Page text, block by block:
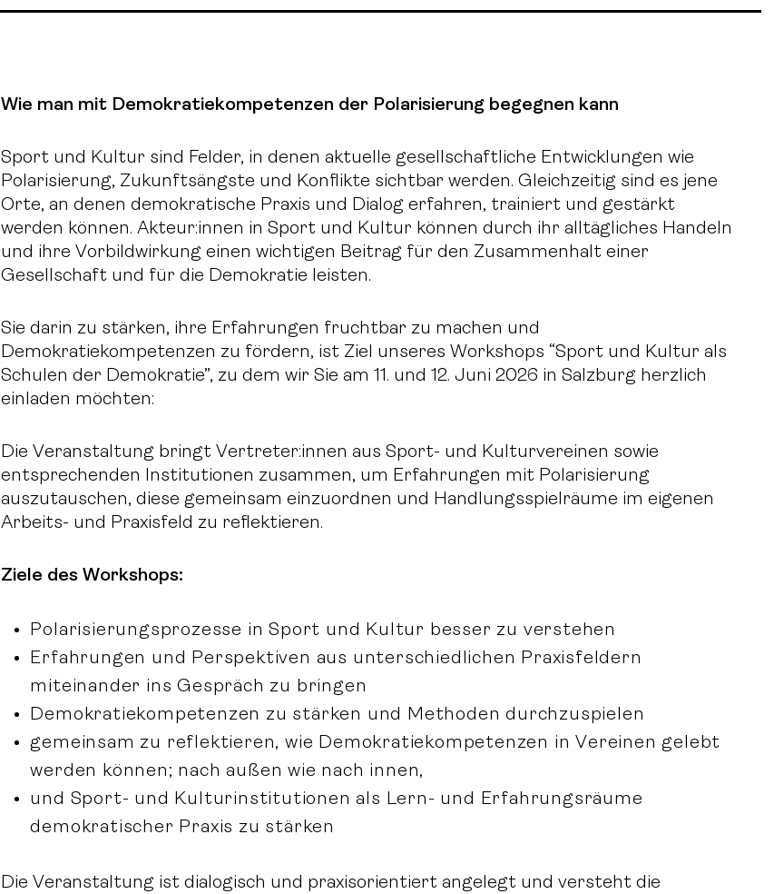
Wie man mit Demokratiekompetenzen der Polarisierung begegnen kann
Sport und Kultur sind Felder, in denen aktuelle gesellschaftliche Entwicklungen wie
Polarisierung, Zukunftsängste und Konflikte sichtbar werden. Gleichzeitig sind es jene
Orte, an denen demokratische Praxis und Dialog erfahren, trainiert und gestärkt
werden können. Akteur:innen in Sport und Kultur können durch ihr alltägliches Handeln
und ihre Vorbildwirkung einen wichtigen Beitrag für den Zusammenhalt einer
Gesellschaft und für die Demokratie leisten.
Sie darin zu stärken, ihre Erfahrungen fruchtbar zu machen und
Demokratiekompetenzen zu fördern, ist Ziel unseres Workshops “Sport und Kultur als
Schulen der Demokratie”, zu dem wir Sie am 11. und 12. Juni 2026 in Salzburg herzlich
einladen möchten:
Die Veranstaltung bringt Vertreter:innen aus Sport- und Kulturvereinen sowie
entsprechenden Institutionen zusammen, um Erfahrungen mit Polarisierung
auszutauschen, diese gemeinsam einzuordnen und Handlungsspielräume im eigenen
Arbeits- und Praxisfeld zu reflektieren.
Ziele des Workshops:
Polarisierungsprozesse in Sport und Kultur besser zu verstehen
Erfahrungen und Perspektiven aus unterschiedlichen Praxisfeldern
miteinander ins Gespräch zu bringen
Demokratiekompetenzen zu stärken und Methoden durchzuspielen
gemeinsam zu reflektieren, wie Demokratiekompetenzen in Vereinen gelebt
werden können; nach außen wie nach innen,
und Sport- und Kulturinstitutionen als Lern- und Erfahrungsräume
demokratischer Praxis zu stärken
Die Veranstaltung ist dialogisch und praxisorientiert angelegt und versteht die